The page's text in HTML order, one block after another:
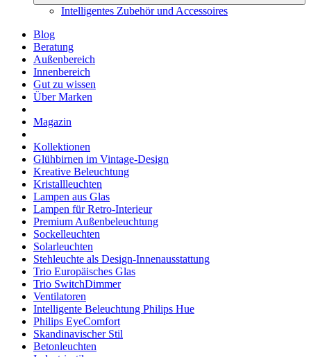
Intelligentes Zubehör und Accessoires
Blog
Beratung
Außenbereich
Innenbereich
Gut zu wissen
Über Marken
Magazin
Kollektionen
Glühbirnen im Vintage-Design
Kreative Beleuchtung
Kristallleuchten
Lampen aus Glas
Lampen für Retro-Interieur
Premium Außenbeleuchtung
Sockelleuchten
Solarleuchten
Stehleuchte als Design-Innenausstattung
Trio Europäisches Glas
Trio SwitchDimmer
Ventilatoren
Intelligente Beleuchtung Philips Hue
Philips EyeComfort
Skandinavischer Stil
Betonleuchten